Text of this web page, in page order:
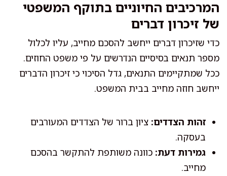
המרכיבים החיוניים בתוקף המשפטי
של זיכרון דברים
כדי שזיכרון דברים ייחשב להסכם מחייב, עליו לכלול
מספר תנאים בסיסיים הנדרשים על פי משפט החוזים.
ככל שמתקיימים התנאים, גדל הסיכוי כי זיכרון הדברים
ייחשב חוזה מחייב בבית המשפט.
זהות הצדדים: ציון ברור של הצדדים המעורבים
בעסקה.
גמירות דעת: כוונה משותפת להתקשר בהסכם
מחייב.